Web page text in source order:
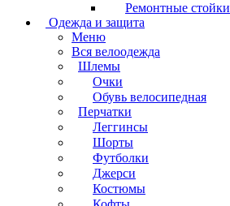
Ремонтные стойки
Одежда и защита
Меню
Вся велоодежда
Шлемы
Очки
Обувь велосипедная
Перчатки
Леггинсы
Шорты
Футболки
Джерси
Костюмы